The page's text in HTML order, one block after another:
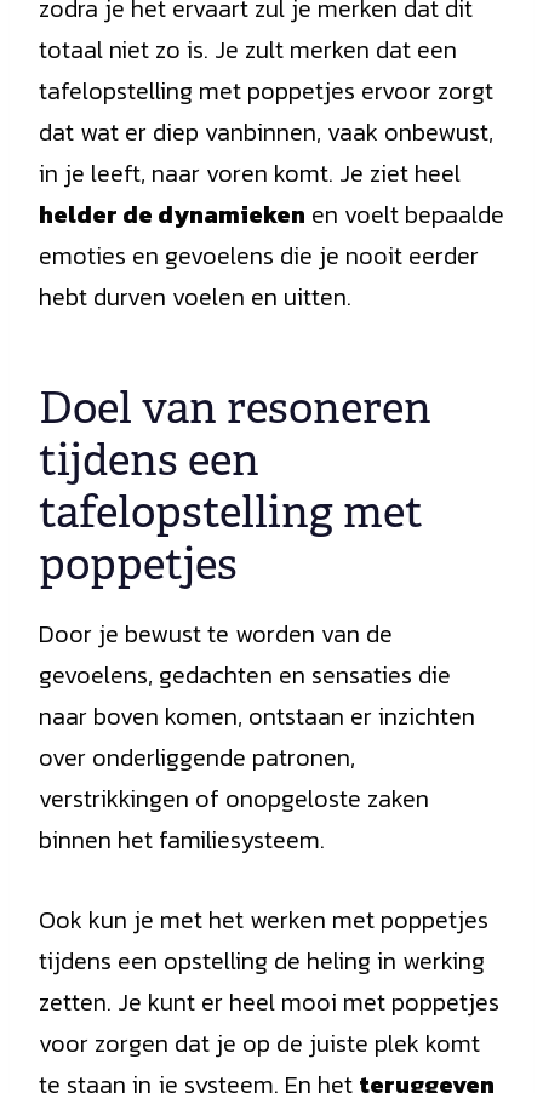
zodra je het ervaart zul je merken dat dit
totaal niet zo is. Je zult merken dat een
tafelopstelling met poppetjes ervoor zorgt
dat wat er diep vanbinnen, vaak onbewust,
in je leeft, naar voren komt. Je ziet heel
helder de dynamieken en voelt bepaalde
emoties en gevoelens die je nooit eerder
hebt durven voelen en uitten.
Doel van resoneren
tijdens een
tafelopstelling met
poppetjes
Door je bewust te worden van de
gevoelens, gedachten en sensaties die
naar boven komen, ontstaan er inzichten
over onderliggende patronen,
verstrikkingen of onopgeloste zaken
binnen het familiesysteem.
Ook kun je met het werken met poppetjes
tijdens een opstelling de heling in werking
zetten. Je kunt er heel mooi met poppetjes
voor zorgen dat je op de juiste plek komt
te staan in je systeem. En het teruggeven